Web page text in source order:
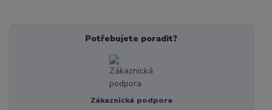
Potřebujete poradit?
Zákaznická podpora